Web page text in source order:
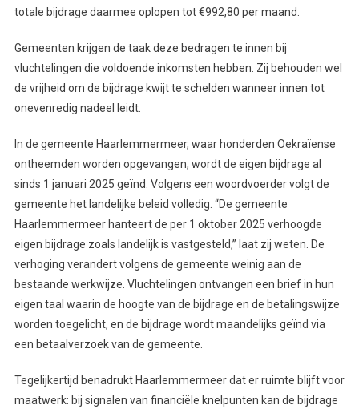
totale bijdrage daarmee oplopen tot €992,80 per maand.
Gemeenten krijgen de taak deze bedragen te innen bij
vluchtelingen die voldoende inkomsten hebben. Zij behouden wel
de vrijheid om de bijdrage kwijt te schelden wanneer innen tot
onevenredig nadeel leidt.
In de gemeente Haarlemmermeer, waar honderden Oekraïense
ontheemden worden opgevangen, wordt de eigen bijdrage al
sinds 1 januari 2025 geïnd. Volgens een woordvoerder volgt de
gemeente het landelijke beleid volledig. “De gemeente
Haarlemmermeer hanteert de per 1 oktober 2025 verhoogde
eigen bijdrage zoals landelijk is vastgesteld,” laat zij weten. De
verhoging verandert volgens de gemeente weinig aan de
bestaande werkwijze. Vluchtelingen ontvangen een brief in hun
eigen taal waarin de hoogte van de bijdrage en de betalingswijze
worden toegelicht, en de bijdrage wordt maandelijks geïnd via
een betaalverzoek van de gemeente.
Tegelijkertijd benadrukt Haarlemmermeer dat er ruimte blijft voor
maatwerk: bij signalen van financiële knelpunten kan de bijdrage